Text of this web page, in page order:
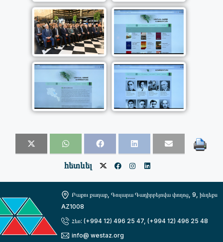
հետևել
Բաքու քաղաք, Գուլարա Գադիրբեյովա փողոց, 9, ինդեքս
AZ1008
Հեռ: (+994 12) 496 25 47, (+994 12) 496 25 48
info@ westaz.org